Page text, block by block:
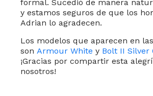
formal. Sucedió de manera
y estamos seguros de que los
Adrian lo agradecen.
Los modelos que aparecen en
son Armour White y Bolt II Silver
¡Gracias por compartir esta
nosotros!